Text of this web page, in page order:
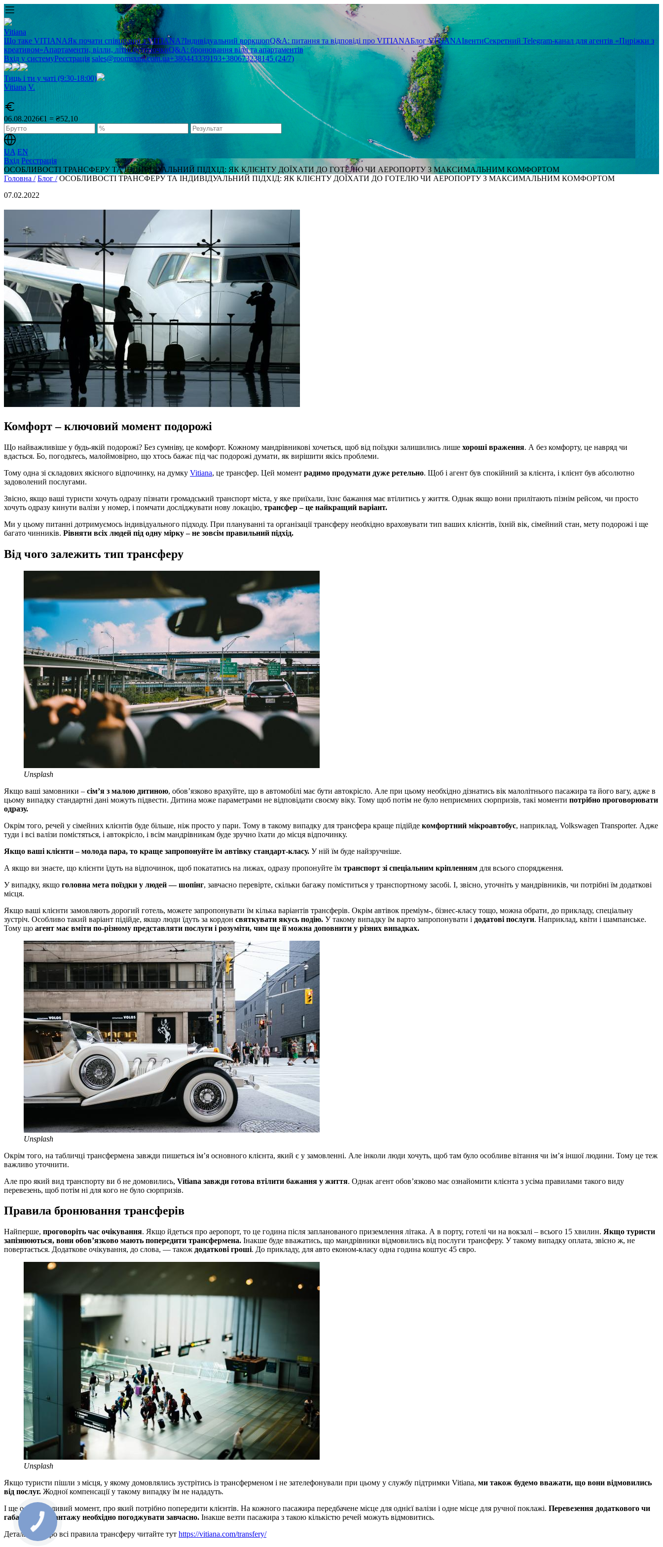
Vitiana
Що таке VITIANAЯк почати співпрацю з VITIANA?Індивідуальний воркшопQ&A: питання та відповіді про VITIANAБлог VITIANAІвентиСекретний Telegram-канал для агентів «Пиріжки з
креативом»Апартаменти, вілли, літні будиночкиQ&A: бронювання вілл та апартаментів
Вхід у системуРеєстрація sales@roomsxml.com.ua+380443339193+380673238145 (24/7)
Тиць і ти у чаті (9:30-18:00)
Vitiana V.
06.08.2026€1 = ₴52,10
UA EN
Вхід Реєстрація
ОСОБЛИВОСТІ ТРАНСФЕРУ ТА ІНДИВІДУАЛЬНИЙ ПІДХІД: ЯК КЛІЄНТУ ДОЇХАТИ ДО ГОТЕЛЮ ЧИ АЕРОПОРТУ З МАКСИМАЛЬНИМ КОМФОРТОМ
Головна / Блог / ОСОБЛИВОСТІ ТРАНСФЕРУ ТА ІНДИВІДУАЛЬНИЙ ПІДХІД: ЯК КЛІЄНТУ ДОЇХАТИ ДО ГОТЕЛЮ ЧИ АЕРОПОРТУ З МАКСИМАЛЬНИМ КОМФОРТОМ
07.02.2022
Комфорт – ключовий момент подорожі
Що найважливіше у будь-якій подорожі? Без сумніву, це комфорт. Кожному мандрівникові хочеться, щоб від поїздки залишились лише хороші враження. А без комфорту, це навряд чи
вдасться. Бо, погодьтесь, малоймовірно, що хтось бажає під час подорожі думати, як вирішити якісь проблеми.
Тому одна зі складових якісного відпочинку, на думку Vitiana, це трансфер. Цей момент радимо продумати дуже ретельно. Щоб і агент був спокійний за клієнта, і клієнт був абсолютно
задоволений послугами.
Звісно, якщо ваші туристи хочуть одразу пізнати громадський транспорт міста, у яке приїхали, їхнє бажання має втілитись у життя. Однак якщо вони прилітають пізнім рейсом, чи просто
хочуть одразу кинути валізи у номер, і помчати досліджувати нову локацію, трансфер – це найкращий варіант.
Ми у цьому питанні дотримуємось індивідуального підходу. При плануванні та організації трансферу необхідно враховувати тип ваших клієнтів, їхній вік, сімейний стан, мету подорожі і ще
багато чинників. Рівняти всіх людей під одну мірку – не зовсім правильний підхід.
Від чого залежить тип трансферу
Unsplash
Якщо ваші замовники – сім’я з малою дитиною, обов’язково врахуйте, що в автомобілі має бути автокрісло. Але при цьому необхідно дізнатись вік малолітнього пасажира та його вагу, адже в
цьому випадку стандартні дані можуть підвести. Дитина може параметрами не відповідати своєму віку. Тому щоб потім не було неприємних сюрпризів, такі моменти потрібно проговорювати
одразу.
Окрім того, речей у сімейних клієнтів буде більше, ніж просто у пари. Тому в такому випадку для трансфера краще підійде комфортний мікроавтобус, наприклад, Volkswagen Transporter. Адже
туди і всі валізи помістяться, і автокрісло, і всім мандрівникам буде зручно їхати до місця відпочинку.
Якщо ваші клієнти – молода пара, то краще запропонуйте їм автівку стандарт-класу. У ній їм буде найзручніше.
А якщо ви знаєте, що клієнти їдуть на відпочинок, щоб покататись на лижах, одразу пропонуйте їм транспорт зі спеціальним кріпленням для всього спорядження.
У випадку, якщо головна мета поїздки у людей — шопінг, завчасно перевірте, скільки багажу поміститься у транспортному засобі. І, звісно, уточніть у мандрівників, чи потрібні їм додаткові
місця.
Якщо ваші клієнти замовляють дорогий готель, можете запропонувати їм кілька варіантів трансферів. Окрім автівок преміум-, бізнес-класу тощо, можна обрати, до прикладу, спеціальну
зустріч. Особливо такий варіант підійде, якщо люди їдуть за кордон святкувати якусь подію. У такому випадку їм варто запропонувати і додатові послуги. Наприклад, квіти і шампанське.
Тому що агент має вміти по-різному представляти послуги і розуміти, чим ще її можна доповнити у різних випадках.
Unsplash
Окрім того, на табличці трансфермена завжди пишеться ім’я основного клієнта, який є у замовленні. Але інколи люди хочуть, щоб там було особливе вітання чи ім’я іншої людини. Тому це теж
важливо уточнити.
Але про який вид транспорту ви б не домовились, Vitiana завжди готова втілити бажання у життя. Однак агент обов’язково має ознайомити клієнта з усіма правилами такого виду
перевезень, щоб потім ні для кого не було сюрпризів.
Правила бронювання трансферів
Найперше, проговоріть час очікування. Якщо йдеться про аеропорт, то це година після запланованого приземлення літака. А в порту, готелі чи на вокзалі – всього 15 хвилин. Якщо туристи
запізнюються, вони обов’язково мають попередити трансфермена. Інакше буде вважатись, що мандрівники відмовились від послуги трансферу. У такому випадку оплата, звісно ж, не
повертається. Додаткове очікування, до слова, — також додаткові гроші. До прикладу, для авто економ-класу одна година коштує 45 євро.
Unsplash
Якщо туристи пішли з місця, у якому домовлялись зустрітись із трансферменом і не зателефонували при цьому у службу підтримки Vitiana, ми також будемо вважати, що вони відмовились
від послуг. Жодної компенсації у такому випадку їм не нададуть.
І ще один важливий момент, про який потрібно попередити клієнтів. На кожного пасажира передбачене місце для однієї валізи і одне місце для ручної поклажі. Перевезення додаткового чи
габаритного вантажу необхідно погоджувати завчасно. Інакше везти пасажира з такою кількістю речей можуть відмовитись.
Детальніше про всі правила трансферу читайте тут https://vitiana.com/transfery/